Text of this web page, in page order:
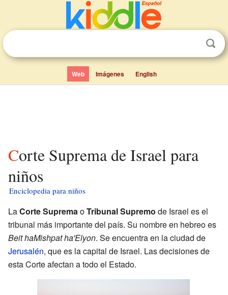
Web Imágenes English
Corte Suprema de Israel para
niños
Enciclopedia para niños
LaCorte SupremaoTribunal Supremo de Israel es el
tribunal más importante del país. Su nombre en hebreo es
Beit haMishpat ha'Elyon. Se encuentra en la ciudad de
Jerusalén, que es la capital de Israel. Las decisiones de
esta Corte afectan a todo el Estado.